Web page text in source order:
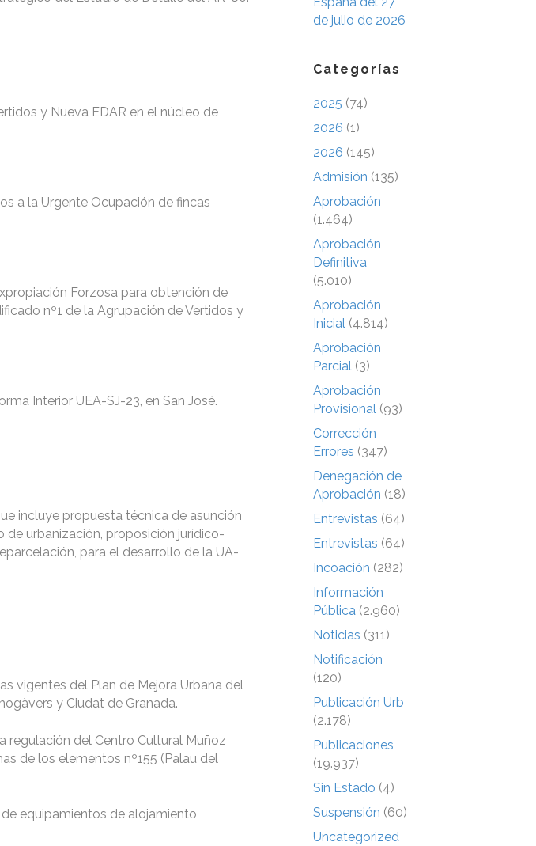
y Nueva EDAR en el núcleo de
a la Urgente Ocupación de fincas
Forzosa para obtención de
nº1 de la Agrupación de Vertidos y
Interior UEA-SJ-23, en San José.
incluye propuesta técnica de asunción
de urbanización, proposición jurídico-
para el desarrollo de la UA-
vigentes del Plan de Mejora Urbana del
y Ciudat de Granada.
regulación del Centro Cultural Muñoz
de los elementos nº155 (Palau del
equipamientos de alojamiento
de julio de 2026
Categorías
2025 (74)
2026 (1)
2026 (145)
Admisión (135)
Aprobación
(1.464)
Aprobación
Definitiva
(5.010)
Aprobación
Inicial (4.814)
Aprobación
Parcial (3)
Aprobación
Provisional (93)
Corrección
Errores (347)
Denegación de
Aprobación (18)
Entrevistas (64)
Entrevistas (64)
Incoación (282)
Información
Pública (2.960)
Noticias (311)
Notificación
(120)
Publicación Urb
(2.178)
Publicaciones
(19.937)
Sin Estado (4)
Suspensión (60)
Uncategorized